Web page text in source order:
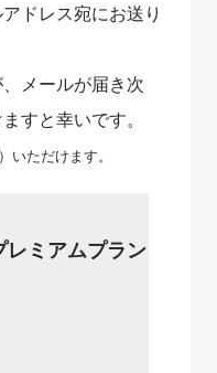
ドレス宛にお送り
メールが届き次
すと幸いです。
ただけます。
レミアムプラン